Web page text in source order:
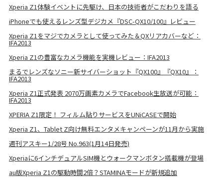
Xperia Z1体験イベントに先駆け、日本の技術者がこだわりを語る
iPhoneでも使えるレンズ型デジカメ『DSC-QX10/100』レビュー
Xperia Z1をマジでカメラとして使ってみた＆QXリアカバーなど：
IFA2013
Xperia Z1の豊富なカメラ機能を実機レビュー：IFA2013
まるでレンズなソニー新サイバーショット『QX100』『QX10』：
IFA2013
Xperia Z1正式発表 2070万画素カメラでFacebook生放送が可能：
IFA2013
XPERIA Z1限定！ フィルム貼りサービスをUNiCASEで開始
Xperia Z1、Tablet Z向け無料エンタメキャンペーンが11月から実施
週刊アスキー1/28号 No.963(1月14日発売)
Xperiaに6インチデュアルSIM機とウォークマンボタン搭載機が登場
au版Xperia Z1の駆動時間2倍？STAMINAモードが新規追加